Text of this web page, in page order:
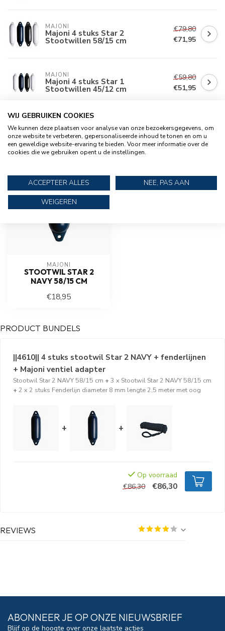
MAJONI
Majoni 4 stuks Star 2
Stootwillen 58/15 cm
€79,80
€71,95
MAJONI
Majoni 4 stuks Star 1
Stootwillen 45/12 cm
€59,80
€51,95
RECENT BEKEKEN
MAJONI
STOOTWIL STAR 2
NAVY 58/15 CM
€18,95
PRODUCT BUNDELS
||4610|| 4 stuks stootwil Star 2 NAVY + fenderlijnen
+ Majoni ventiel adapter
Stootwil Star 2 NAVY 58/15 cm + 3 x Stootwil Star 2 NAVY 58/15 cm
+ 2 x 2 stuks Fenderlijn diameter 8 mm lengte 2,5 meter met oog
+ +
Op voorraad
€86,30
€86,30
REVIEWS
ABONNEER JE OP ONZE NIEUWSBRIEF
Blijf op de hoogte over onze laatste acties
WIJ GEBRUIKEN COOKIES
We kunnen deze plaatsen voor analyse van onze bezoekersgegevens, om
onze website te verbeteren, gepersonaliseerde inhoud te tonen en om u
een geweldige website-ervaring te bieden. Voor meer informatie over de
cookies die we gebruiken opent u de instellingen.
ACCEPTEER ALLES
NEE, PAS AAN
WEIGEREN